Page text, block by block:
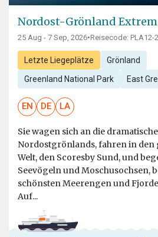
Nordost-Grönland Extrem
25 Aug - 7 Sep, 2026•Reisecode: PLA12-
Letzte Liegeplätze Grönland
Greenland National Park East
EN DE LA
Sie wagen sich an die
Nordostgrönlands, fahren in
Welt, den Scoresby Sund, und
Seevögeln und Moschusochsen,
schönsten Meerengen und
Auf...